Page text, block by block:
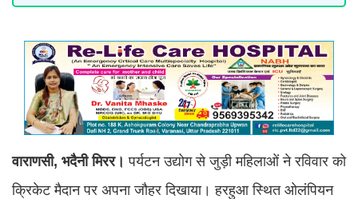
वाराणसी, भदैनी मिरर। पर्यटन उद्योग से जुड़ी महिलाओं ने रविवार को
क्रिकेट मैदान पर अपना जौहर दिखाया। हरहुआ स्थित ओलंपियन